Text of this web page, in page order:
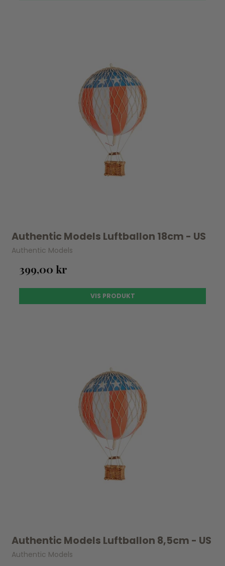
Authentic Models Luftballon 18cm - US
Authentic Models
399,00 kr
VIS PRODUKT
Authentic Models Luftballon 8,5cm - US
Authentic Models